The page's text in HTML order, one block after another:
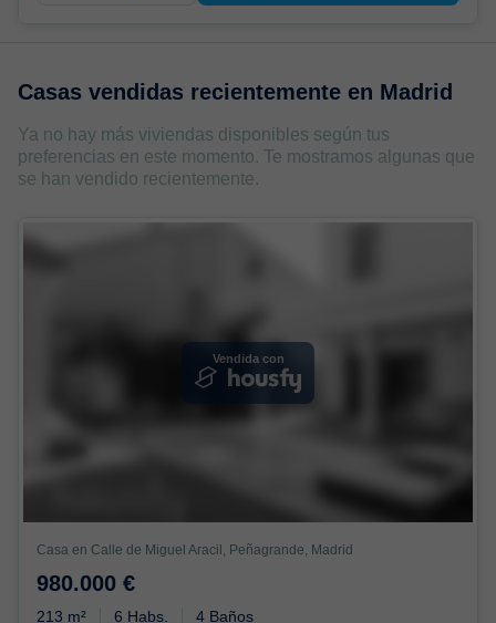
Casas vendidas recientemente en Madrid
Ya no hay más viviendas disponibles según tus
preferencias en este momento. Te mostramos algunas que
se han vendido recientemente.
Vendida con
Casa en Calle de Miguel Aracil, Peñagrande, Madrid
980.000 €
213 m² 6 Habs. 4 Baños